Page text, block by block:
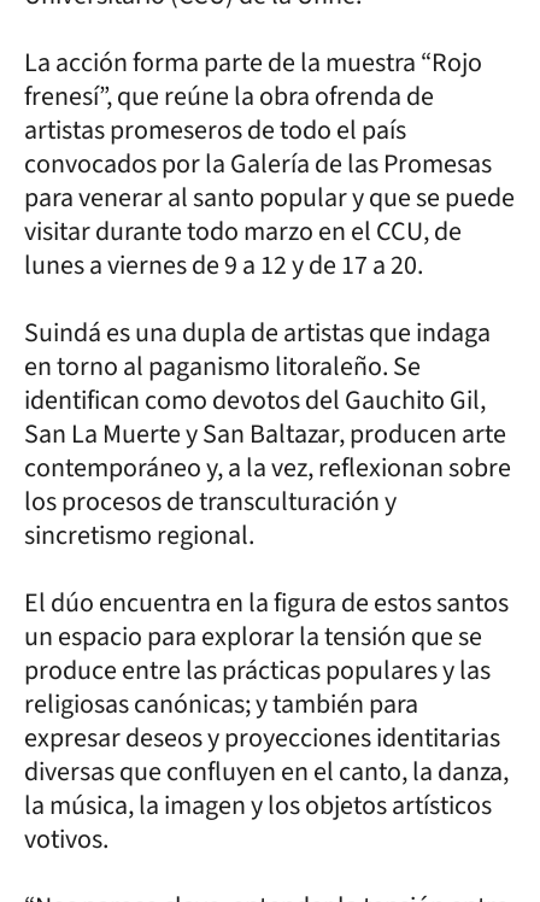
La acción forma parte de la muestra “Rojo
frenesí”, que reúne la obra ofrenda de
artistas promeseros de todo el país
convocados por la Galería de las Promesas
para venerar al santo popular y que se puede
visitar durante todo marzo en el CCU, de
lunes a viernes de 9 a 12 y de 17 a 20.
Suindá es una dupla de artistas que indaga
en torno al paganismo litoraleño. Se
identifican como devotos del Gauchito Gil,
San La Muerte y San Baltazar, producen arte
contemporáneo y, a la vez, reflexionan sobre
los procesos de transculturación y
sincretismo regional.
El dúo encuentra en la figura de estos santos
un espacio para explorar la tensión que se
produce entre las prácticas populares y las
religiosas canónicas; y también para
expresar deseos y proyecciones identitarias
diversas que confluyen en el canto, la danza,
la música, la imagen y los objetos artísticos
votivos.